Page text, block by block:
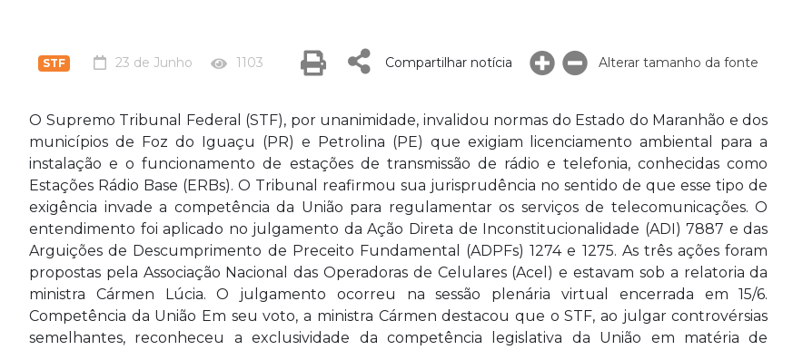
STF 23 de Junho 1103 Compartilhar notícia Alterar tamanho da fonte
O Supremo Tribunal Federal (STF), por unanimidade, invalidou normas do Estado do Maranhão e dos
municípios de Foz do Iguaçu (PR) e Petrolina (PE) que exigiam licenciamento ambiental para a
instalação e o funcionamento de estações de transmissão de rádio e telefonia, conhecidas como
Estações Rádio Base (ERBs). O Tribunal reafirmou sua jurisprudência no sentido de que esse tipo de
exigência invade a competência da União para regulamentar os serviços de telecomunicações. O
entendimento foi aplicado no julgamento da Ação Direta de Inconstitucionalidade (ADI) 7887 e das
Arguições de Descumprimento de Preceito Fundamental (ADPFs) 1274 e 1275. As três ações foram
propostas pela Associação Nacional das Operadoras de Celulares (Acel) e estavam sob a relatoria da
ministra Cármen Lúcia. O julgamento ocorreu na sessão plenária virtual encerrada em 15/6.
Competência da União Em seu voto, a ministra Cármen destacou que o STF, ao julgar controvérsias
semelhantes, reconheceu a exclusividade da competência legislativa da União em matéria de